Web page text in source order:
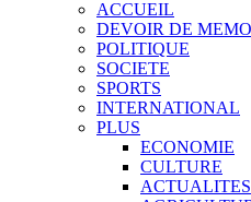
ACCUEIL
DEVOIR DE
POLITIQUE
SOCIETE
SPORTS
INTERNATIONAL
PLUS
ECONOMIE
CULTURE
ACTUALITES